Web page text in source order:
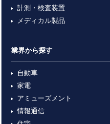
計測・検査装置
メディカル製品
業界から探す
自動車
家電
アミューズメント
情報通信